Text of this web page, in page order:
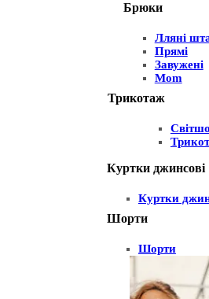
Брюки
Лляні
Прямі
Завужені
Mom
Трикотаж
Куртки джинсові
Куртки
Шорти
Шорти